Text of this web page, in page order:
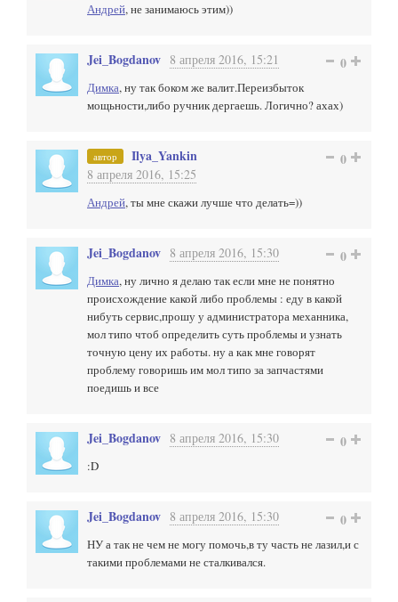
Андрей, не занимаюсь этим))
Jei_Bogdanov 8 апреля 2016, 15:21 0
Димка, ну так боком же валит.Переизбыток
мощьности,либо ручник дергаешь. Логично? ахах)
автор Ilya_Yankin
8 апреля 2016, 15:25
0
Андрей, ты мне скажи лучше что делать=))
Jei_Bogdanov 8 апреля 2016, 15:30 0
Димка, ну лично я делаю так если мне не понятно
происхождение какой либо проблемы : еду в какой
нибуть сервис,прошу у администратора механника,
мол типо чтоб определить суть проблемы и узнать
точную цену их работы. ну а как мне говорят
проблему говоришь им мол типо за запчастями
поедишь и все
Jei_Bogdanov 8 апреля 2016, 15:30 0
:D
Jei_Bogdanov 8 апреля 2016, 15:30 0
НУ а так не чем не могу помочь,в ту часть не лазил,и с
такими проблемами не сталкивался.